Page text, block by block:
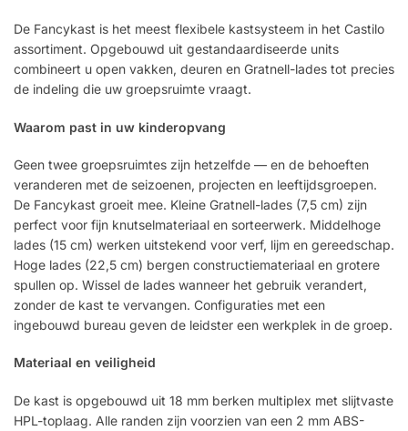
De Fancykast is het meest flexibele kastsysteem in het Castilo
assortiment. Opgebouwd uit gestandaardiseerde units
combineert u open vakken, deuren en Gratnell-lades tot precies
de indeling die uw groepsruimte vraagt.
Waarom past in uw kinderopvang
Geen twee groepsruimtes zijn hetzelfde — en de behoeften
veranderen met de seizoenen, projecten en leeftijdsgroepen.
De Fancykast groeit mee. Kleine Gratnell-lades (7,5 cm) zijn
perfect voor fijn knutselmateriaal en sorteerwerk. Middelhoge
lades (15 cm) werken uitstekend voor verf, lijm en gereedschap.
Hoge lades (22,5 cm) bergen constructiemateriaal en grotere
spullen op. Wissel de lades wanneer het gebruik verandert,
zonder de kast te vervangen. Configuraties met een
ingebouwd bureau geven de leidster een werkplek in de groep.
Materiaal en veiligheid
De kast is opgebouwd uit 18 mm berken multiplex met slijtvaste
HPL-toplaag. Alle randen zijn voorzien van een 2 mm ABS-